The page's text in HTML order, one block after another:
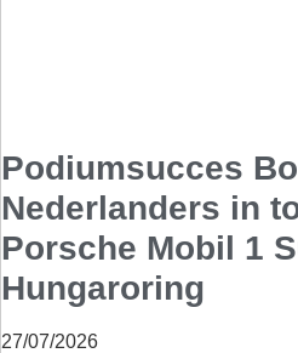
Podiumsucces
Nederlanders in
Porsche Mobil 1
Hungaroring
27/07/2026